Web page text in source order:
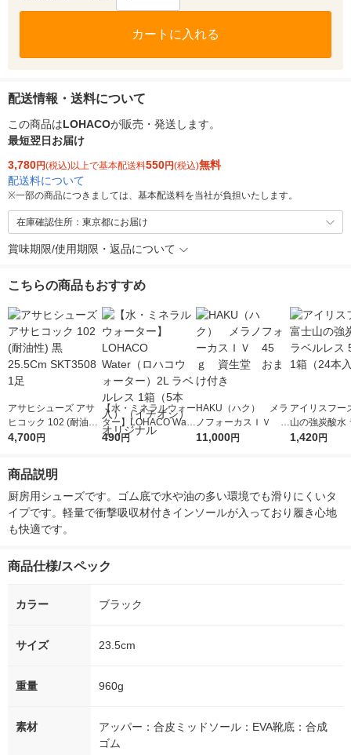
カートに入れる
配送情報・送料について
この商品はLOHACOが販売・発送します。
最短翌日お届け
3,780円(税込)以上で基本配送料550円(税込)無料
配送料について
※一部の商品につきましては、基本配送料を当社が負担いたします。
在庫確認住所：東京都にお届け
賞味期限/使用期限・返品について
こちらの商品もおすすめ
アサヒシューズ アサ
ヒコック 102 (耐油性)
黒 25.5Cm SKT3508
4,700円
【水・ミネラルウォー
ター】LOHACO Wate
r（ロハコウォータ
490円
HAKU（ハク） メラ
ノフォーカスＩＶ 4
5ｇ 資生堂 おまけ
11,000円
アイリスフー
山の強炭酸水
レス 500ml 1
1,420円
商品説明
厨房用シューズです。ゴム底で水や油の多い環境でも滑りにくいタ
イプです。軽量で衝撃吸収材付きインソールが入っており履き心地
も快適です。
商品仕様/スペック
カラー ブラック
サイズ 23.5cm
重量 960g
素材
アッパー：合皮ミッドソール：EVA靴底：合成
ゴム